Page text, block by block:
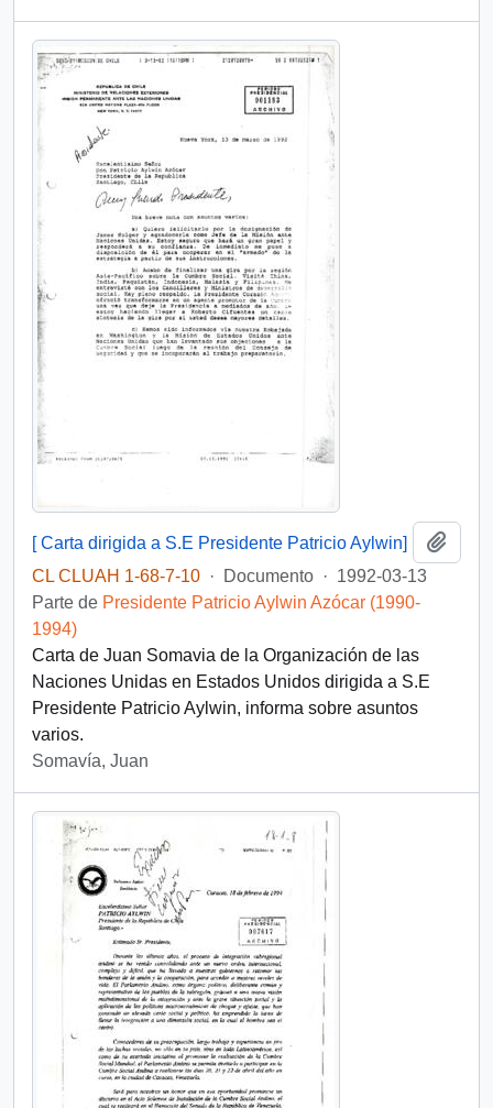
[ Carta dirigida a S.E Presidente Patricio Aylwin]
CL CLUAH 1-68-7-10 · Documento · 1992-03-13
Parte de Presidente Patricio Aylwin Azócar (1990-
1994)
Carta de Juan Somavia de la Organización de las
Naciones Unidas en Estados Unidos dirigida a S.E
Presidente Patricio Aylwin, informa sobre asuntos
varios.
Somavía, Juan